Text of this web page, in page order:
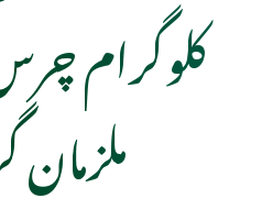
کلوگرام
ملزمان